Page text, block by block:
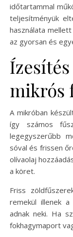
időtartammal
teljesítményük
használata
az gyorsan és
mikrós
A mikróban
így számos
legegyszerűbb
sóval és frissen
olívaolaj
a köret.
Friss
remekül illenek
adnak neki. Ha
fokhagymaport